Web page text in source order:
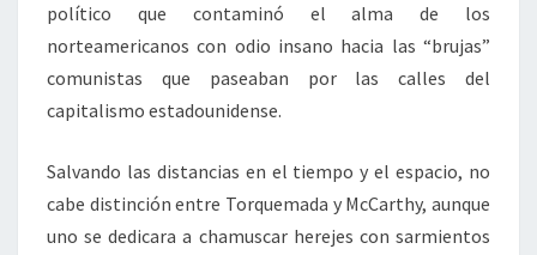
político que contaminó el alma de los
norteamericanos con odio insano hacia las “brujas”
comunistas que paseaban por las calles del
capitalismo estadounidense.
Salvando las distancias en el tiempo y el espacio, no
cabe distinción entre Torquemada y McCarthy, aunque
uno se dedicara a chamuscar herejes con sarmientos